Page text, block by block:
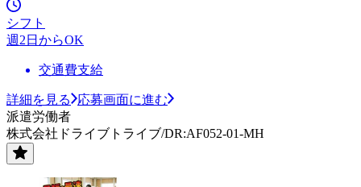
シフト
週2日からOK
交通費支給
詳細を見る
応募画面に進む
派遣労働者
株式会社ドライブトライブ/DR:AF052-01-MH